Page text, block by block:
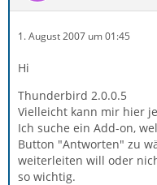
1. August 2007 um 01:45
Hi
Thunderbird 2.0.0.5
Vielleicht kann mir hier
Ich suche ein Add-on,
Button "Antworten" zu
weiterleiten will oder
so wichtig.